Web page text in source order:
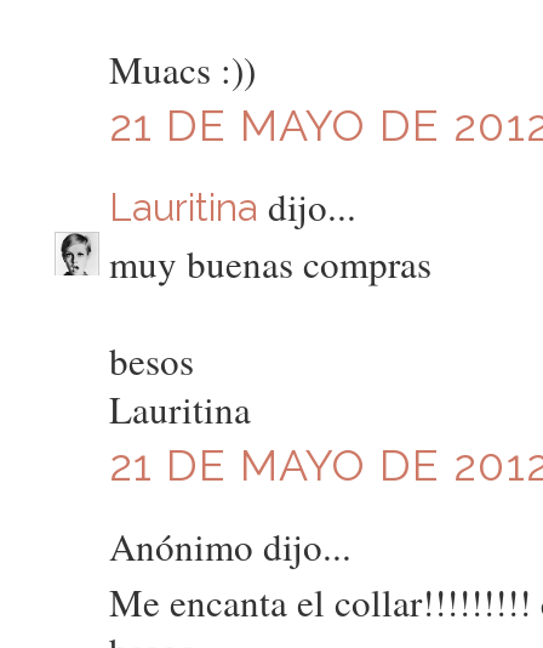
Muacs :))
21 DE MAYO DE
Lauritina dijo...
muy buenas compras
besos
Lauritina
21 DE MAYO DE
Anónimo dijo...
Me encanta el